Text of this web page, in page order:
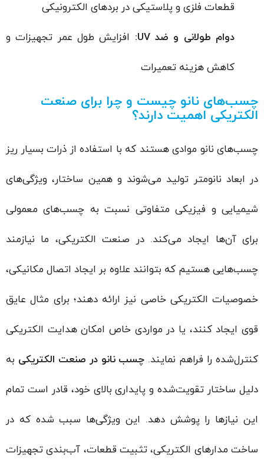
قطعات فلزی و پلاستیکی در بردهای الکترونیکی
دوام طولانی و ضد UV: افزایش طول عمر تجهیزات و
کاهش هزینه تعمیرات
چسب‌های نانو چیست و چرا برای صنعت
الکتریکی اهمیت دارند؟
چسب‌های نانو موادی هستند که با استفاده از ذرات بسیار ریز
در ابعاد نانومتر تولید می‌شوند و همین ساختار، ویژگی‌های
شیمیایی و فیزیکی متفاوتی نسبت به چسب‌های معمولی
برای آن‌ها ایجاد می‌کند. در صنعت الکتریکی، ما نیازمند
چسب‌هایی هستیم که بتوانند علاوه بر ایجاد اتصال مکانیکی،
خصوصیات الکتریکی خاصی نیز ارائه دهند؛ برای مثال عایق
قوی ایجاد کنند، یا در مواردی خاص امکان هدایت الکتریکی
کنترل‌شده را فراهم نمایند. چسب نانو در صنعت الکتریکیبه
دلیل ساختار تقویت‌شده و پایداری بالای خود، قادر است تمام
این نیازها را پوشش دهد. این ویژگی‌ها سبب شده که در
ساخت مدارهای الکتریکی، تثبیت قطعات، آب‌بندی تجهیزات